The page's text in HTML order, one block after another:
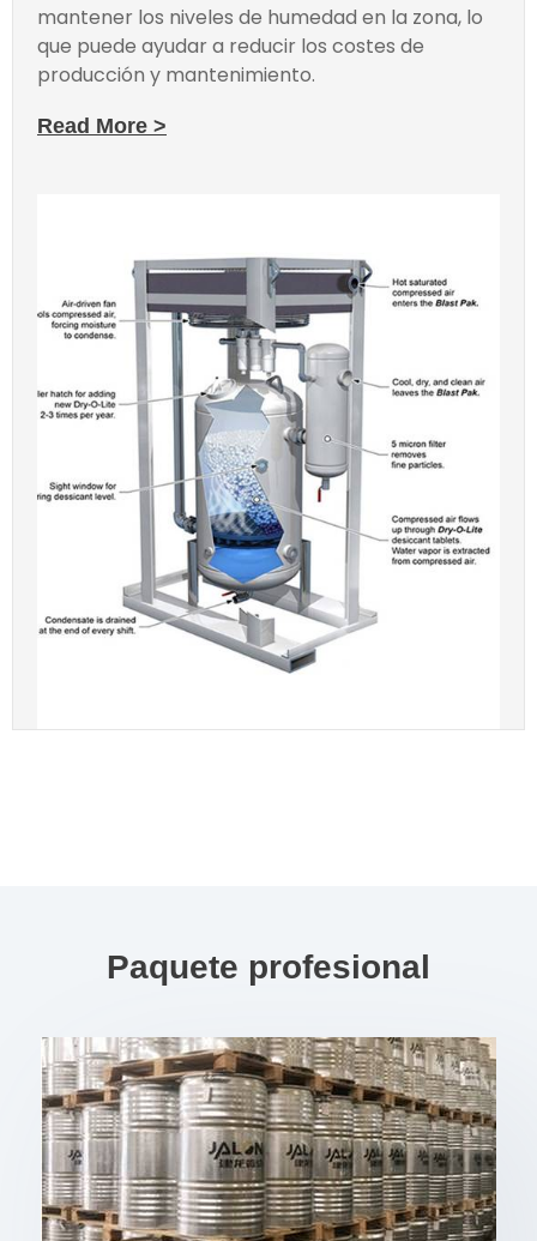
mantener los niveles de humedad en la zona, lo
que puede ayudar a reducir los costes de
producción y mantenimiento.
Read More >
Paquete profesional